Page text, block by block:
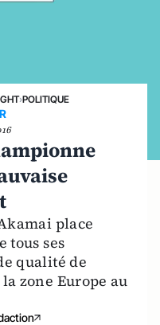
›POLITIQUE
place
tous ses
qualité de
zone Europe au